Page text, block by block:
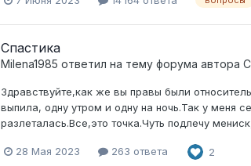
Спастика
Milena1985 ответил на тему форума автора
Здравствуйте,как же вы правы были
выпила, одну утром и одну на ночь.Так у меня
разлеталась.Все,это точка.Чуть подлечу
28 Мая 2023 263 ответа 2